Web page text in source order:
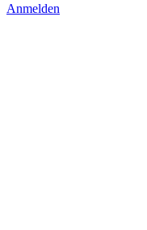
Anmelden